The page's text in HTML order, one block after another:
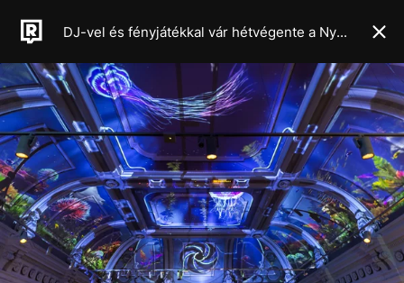
DJ-vel és fényjátékkal vár hétvégente a Nyugati téri McDonald's